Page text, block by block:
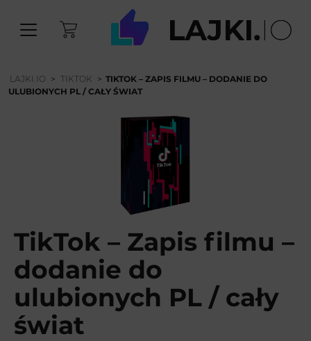
LAJKI.IO > TIKTOK > TIKTOK – ZAPIS FILMU – DODANIE DO
ULUBIONYCH PL / CAŁY ŚWIAT
TikTok – Zapis filmu –
dodanie do
ulubionych PL / cały
świat